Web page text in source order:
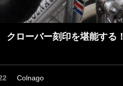
ローバー刻印を堪能する！
Colnago